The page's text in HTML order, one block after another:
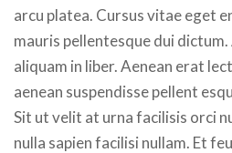
arcu platea. Cursus vitae eget
mauris pellentesque dui
aliquam in liber. Aenean erat
aenean suspendisse pellent
Sit ut velit at urna facilisis orci
nulla sapien facilisi nullam. Et